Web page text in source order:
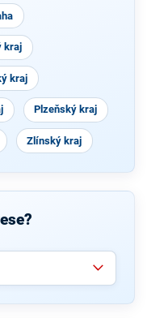
kraj
kraj
Plzeňský kraj
Zlínský kraj